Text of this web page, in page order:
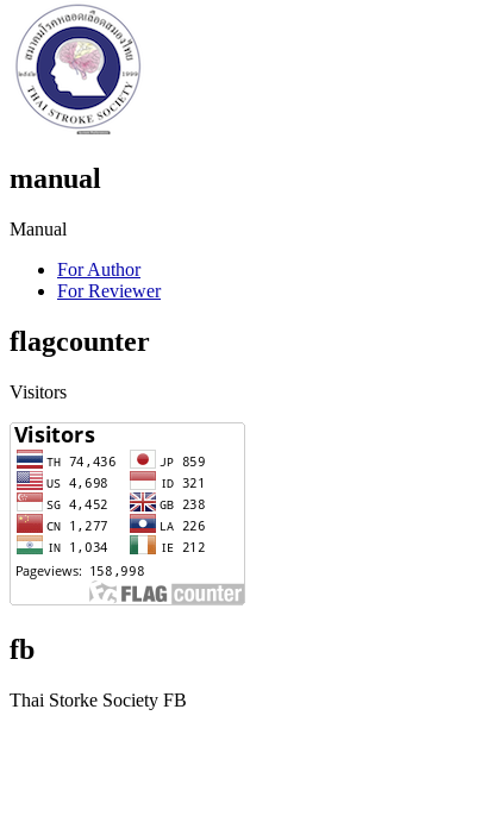
manual
Manual
For Author
For Reviewer
flagcounter
Visitors
fb
Thai Storke Society FB